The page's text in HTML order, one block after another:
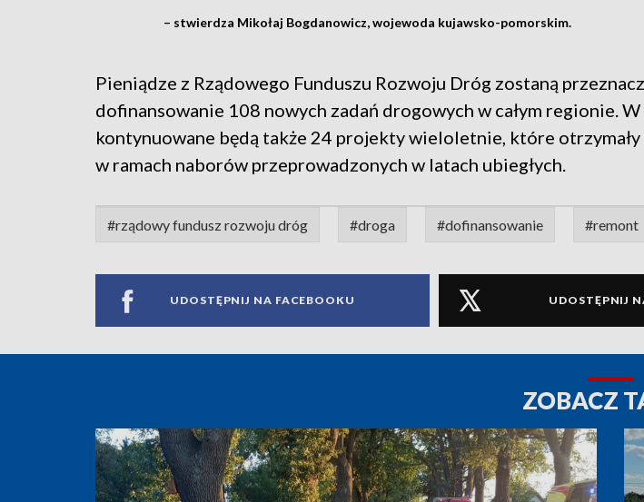
– stwierdza Mikołaj Bogdanowicz, wojewoda kujawsko-pomorskim.
Pieniądze z Rządowego Funduszu Rozwoju Dróg zostaną
dofinansowanie 108 nowych zadań drogowych w całym regionie.
kontynuowane będą także 24 projekty wieloletnie, które
w ramach naborów przeprowadzonych w latach ubiegłych.
#rządowy fundusz rozwoju dróg #droga #dofinansowanie #remont
UDOSTĘPNIJ NA FACEBOOKU UDOSTĘPNIJ
ZOBACZ